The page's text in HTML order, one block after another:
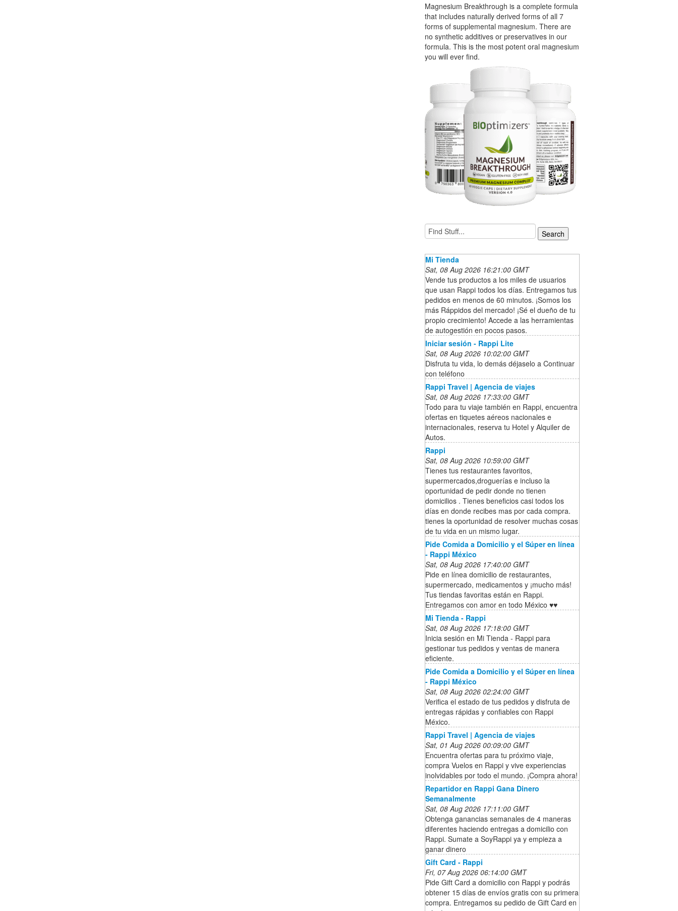
Magnesium Breakthrough is a complete formula
that includes naturally derived forms of all 7
forms of supplemental magnesium. There are
no synthetic additives or preservatives in our
formula. This is the most potent oral magnesium
you will ever find.
Mi Tienda
Sat, 08 Aug 2026 16:21:00 GMT
Vende tus productos a los miles de usuarios
que usan Rappi todos los días. Entregamos tus
pedidos en menos de 60 minutos. ¡Somos los
más Ráppidos del mercado! ¡Sé el dueño de tu
propio crecimiento! Accede a las herramientas
de autogestión en pocos pasos.
Iniciar sesión - Rappi Lite
Sat, 08 Aug 2026 10:02:00 GMT
Disfruta tu vida, lo demás déjaselo a Continuar
con teléfono
Rappi Travel | Agencia de viajes
Sat, 08 Aug 2026 17:33:00 GMT
Todo para tu viaje también en Rappi, encuentra
ofertas en tiquetes aéreos nacionales e
internacionales, reserva tu Hotel y Alquiler de
Autos.
Rappi
Sat, 08 Aug 2026 10:59:00 GMT
Tienes tus restaurantes favoritos,
supermercados,droguerías e incluso la
oportunidad de pedir donde no tienen
domicilios . Tienes beneficios casi todos los
días en donde recibes mas por cada compra.
tienes la oportunidad de resolver muchas cosas
de tu vida en un mismo lugar.
Pide Comida a Domicilio y el Súper en línea
- Rappi México
Sat, 08 Aug 2026 17:40:00 GMT
Pide en línea domicilio de restaurantes,
supermercado, medicamentos y ¡mucho más!
Tus tiendas favoritas están en Rappi.
Entregamos con amor en todo México ♥♥
Mi Tienda - Rappi
Sat, 08 Aug 2026 17:18:00 GMT
Inicia sesión en Mi Tienda - Rappi para
gestionar tus pedidos y ventas de manera
eficiente.
Pide Comida a Domicilio y el Súper en línea
- Rappi México
Sat, 08 Aug 2026 02:24:00 GMT
Verifica el estado de tus pedidos y disfruta de
entregas rápidas y confiables con Rappi
México.
Rappi Travel | Agencia de viajes
Sat, 01 Aug 2026 00:09:00 GMT
Encuentra ofertas para tu próximo viaje,
compra Vuelos en Rappi y vive experiencias
inolvidables por todo el mundo. ¡Compra ahora!
Repartidor en Rappi Gana Dinero
Semanalmente
Sat, 08 Aug 2026 17:11:00 GMT
Obtenga ganancias semanales de 4 maneras
diferentes haciendo entregas a domicilio con
Rappi. Sumate a SoyRappi ya y empieza a
ganar dinero
Gift Card - Rappi
Fri, 07 Aug 2026 06:14:00 GMT
Pide Gift Card a domicilio con Rappi y podrás
obtener 15 días de envíos gratis con su primera
compra. Entregamos su pedido de Gift Card en